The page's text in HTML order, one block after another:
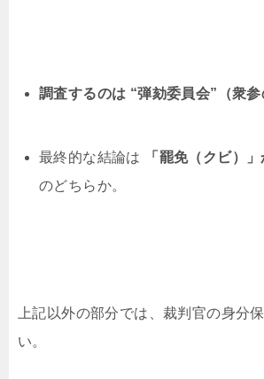
調査するのは “弾劾委員会”（衆参
最終的な結論は
「罷免（クビ）
のどちらか。
上記以外の部分では、裁判官の身分
い。